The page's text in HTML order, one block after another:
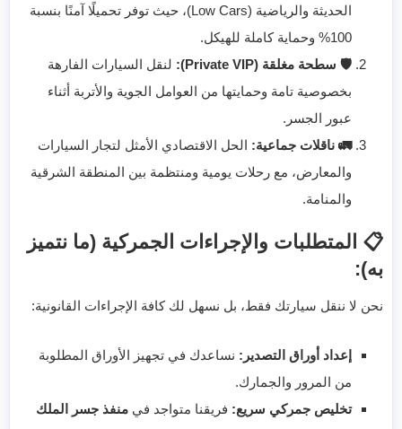
الحديثة والرياضية (Low Cars)، حيث توفر تحميلًا آمنًا بنسبة
100% وحماية كاملة للهيكل.
🛡️ سطحة مغلقة (Private VIP):
لنقل السيارات الفارهة
بخصوصية تامة وحمايتها من العوامل الجوية والأتربة أثناء
عبور الجسر.
🚛 ناقلات جماعية: الحل الاقتصادي الأمثل لتجار السيارات
والمعارض، مع رحلات يومية ومنتظمة بين المنطقة الشرقية
والمنامة.
📋 المتطلبات والإجراءات الجمركية (ما نتميز
به):
نحن لا ننقل سيارتك فقط، بل نسهل لك كافة الإجراءات القانونية:
إعداد أوراق التصدير: نساعدك في تجهيز الأوراق المطلوبة
من المرور والجمارك.
تخليص جمركي سريع: فريقنا متواجد في منفذ جسر الملك